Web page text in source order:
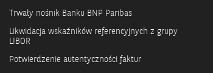
Trwały nośnik Banku BNP Paribas
Likwidacja wskaźników referencyjnych z grupy
LIBOR
Potwierdzenie autentyczności faktur